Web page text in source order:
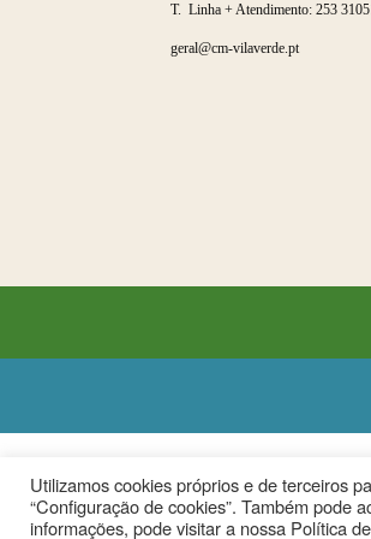
T. Linha + Atendimento: 253
geral@cm-vilaverde.pt
Utilizamos cookies próprios e de terceiros
“Configuração de cookies”. Também pode
informações, pode visitar a nossa Política